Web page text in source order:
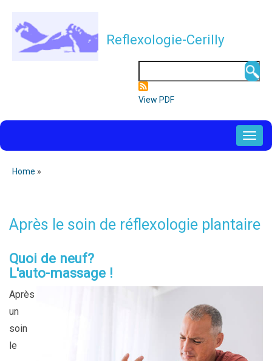
Reflexologie-Cerilly
View PDF
NAVIGATION
Home
Après le soin de réflexologie plantaire
Quoi de neuf?
L'auto-massage !
Après
un
soin
le